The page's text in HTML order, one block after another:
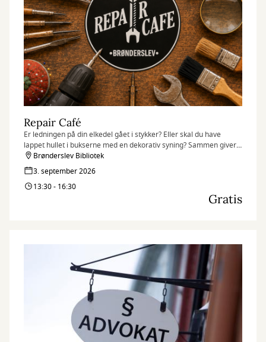
Repair Café
Er ledningen på din elkedel gået i stykker? Eller skal du have
lappet hullet i bukserne med en dekorativ syning? Sammen giver
vi ny liv til sine ting og sikrer samtidig mindre affald
Brønderslev Bibliotek
3. september 2026
13:30 - 16:30
Gratis